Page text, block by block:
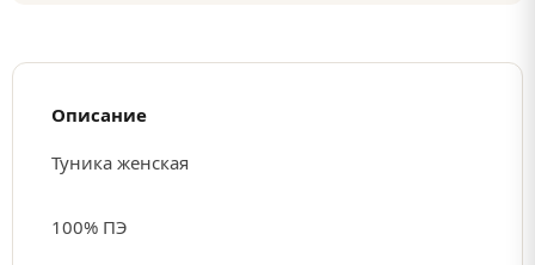
Описание
Туника женская
100% ПЭ